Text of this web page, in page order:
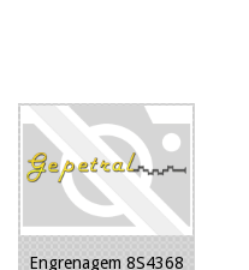
Engrenagem 8S4368